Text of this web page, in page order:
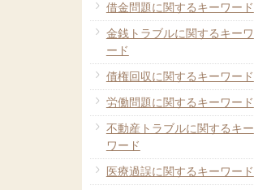
借金問題に関するキーワード
金銭トラブルに関するキーワ
ード
債権回収に関するキーワード
労働問題に関するキーワード
不動産トラブルに関するキー
ワード
医療過誤に関するキーワード